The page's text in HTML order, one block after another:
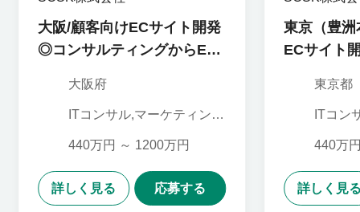
大阪/顧客向けECサイト開発
◎コンサルティングからEC
0339CXM＞
大阪府
ITコンサル,マーケティン
（Web・ゲーム関連）,SE
440万円 ～ 1200万円
詳しく見る 応募する
東京（豊
ECサイト
保守まで
東京都
ITコン
（Web
440万
詳しく見